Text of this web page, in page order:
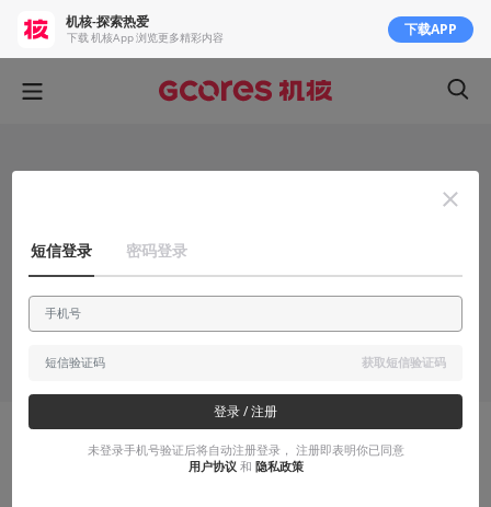
机核-探索热爱
下载 机核App 浏览更多精彩内容 下载APP
短信登录 密码登录
获取短信验证码
登录 / 注册
未登录手机号验证后将自动注册登录， 注册即表明你已同意
用户协议 和 隐私政策